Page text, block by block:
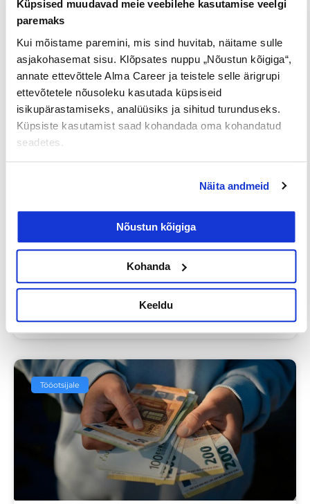
Küpsised muudavad meie veebilehe kasutamise veelgi
paremaks
Kui mõistame paremini, mis sind huvitab, näitame sulle
asjakohasemat sisu. Klõpsates nuppu „Nõustun kõigiga“,
annate ettevõttele Alma Career ja teistele selle ärigrupi
ettevõtetele nõusoleku kasutada küpsiseid
isikupärastamiseks, analüüsiks ja sihitud turunduseks.
Küpsiste kasutamist saad kohandada oma kohandatud
seadetes.
Näita andmeid
Nõustun kõigiga
Kohanda
Keeldu
Uuringud
Iga neljas eestlane on käinud
tööintervjuul ilma tegeliku
vahetuskavatsuseta
23/07/2026
Tööotsijale